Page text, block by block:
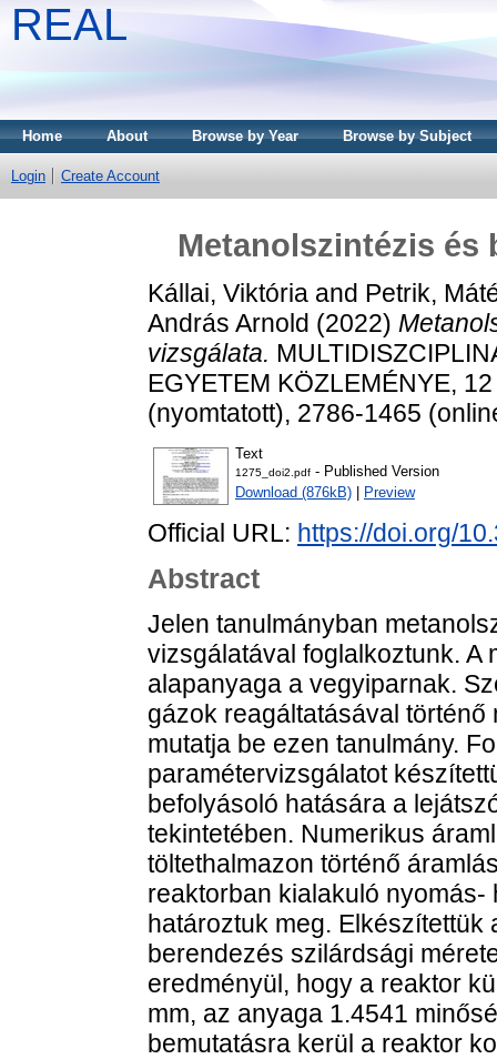
REAL
Home About Browse by Year Browse by Subject
Login Create Account
Metanolszintézis és
Kállai, Viktória and Petrik,
András Arnold (2022)
vizsgálata.
EGYETEM KÖZLEMÉNYE,
(nyomtatott), 2786-1465
Text
1275_doi2.pdf - Published Version
Download (876kB)
Preview
Official URL: https://doi.org/
Abstract
Jelen tanulmányban
vizsgálatával foglalkoztunk. A
alapanyaga a vegyiparnak.
gázok reagáltatásával
mutatja be ezen tanulmány.
paramétervizsgálatot
befolyásoló hatására a
tekintetében. Numerikus
töltethalmazon történő
reaktorban kialakuló
határoztuk meg.
berendezés szilárdsági
eredményül, hogy a reaktor
mm, az anyaga 1.4541
bemutatásra kerül a reaktor